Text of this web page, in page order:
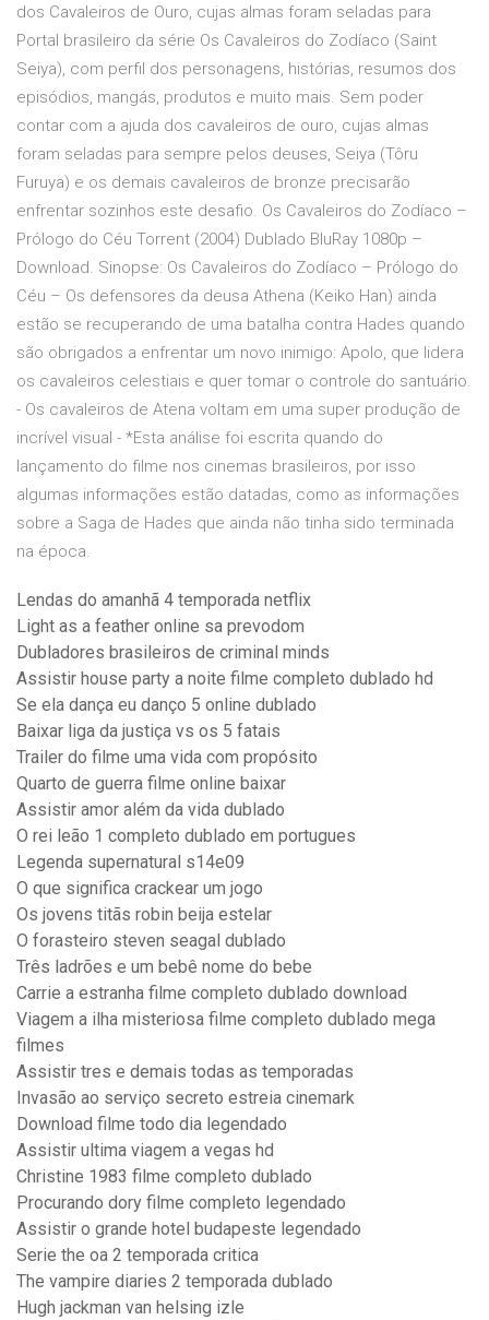
dos Cavaleiros de Ouro, cujas almas foram seladas para
Portal brasileiro da série Os Cavaleiros do Zodíaco (Saint
Seiya), com perfil dos personagens, histórias, resumos dos
episódios, mangás, produtos e muito mais. Sem poder
contar com a ajuda dos cavaleiros de ouro, cujas almas
foram seladas para sempre pelos deuses, Seiya (Tôru
Furuya) e os demais cavaleiros de bronze precisarão
enfrentar sozinhos este desafio. Os Cavaleiros do Zodíaco –
Prólogo do Céu Torrent (2004) Dublado BluRay 1080p –
Download. Sinopse: Os Cavaleiros do Zodíaco – Prólogo do
Céu – Os defensores da deusa Athena (Keiko Han) ainda
estão se recuperando de uma batalha contra Hades quando
são obrigados a enfrentar um novo inimigo: Apolo, que lidera
os cavaleiros celestiais e quer tomar o controle do santuário.
- Os cavaleiros de Atena voltam em uma super produção de
incrível visual - *Esta análise foi escrita quando do
lançamento do filme nos cinemas brasileiros, por isso
algumas informações estão datadas, como as informações
sobre a Saga de Hades que ainda não tinha sido terminada
na época.
Lendas do amanhã 4 temporada netflix
Light as a feather online sa prevodom
Dubladores brasileiros de criminal minds
Assistir house party a noite filme completo dublado hd
Se ela dança eu danço 5 online dublado
Baixar liga da justiça vs os 5 fatais
Trailer do filme uma vida com propósito
Quarto de guerra filme online baixar
Assistir amor além da vida dublado
O rei leão 1 completo dublado em portugues
Legenda supernatural s14e09
O que significa crackear um jogo
Os jovens titãs robin beija estelar
O forasteiro steven seagal dublado
Três ladrões e um bebê nome do bebe
Carrie a estranha filme completo dublado download
Viagem a ilha misteriosa filme completo dublado mega
filmes
Assistir tres e demais todas as temporadas
Invasão ao serviço secreto estreia cinemark
Download filme todo dia legendado
Assistir ultima viagem a vegas hd
Christine 1983 filme completo dublado
Procurando dory filme completo legendado
Assistir o grande hotel budapeste legendado
Serie the oa 2 temporada critica
The vampire diaries 2 temporada dublado
Hugh jackman van helsing izle